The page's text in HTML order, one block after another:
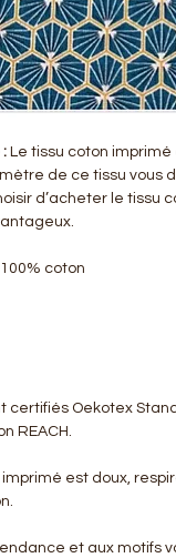
: Le tissu coton
de ce tissu vous
d’acheter le tissu
100% coton
certifiés Oekotex
REACH.
imprimé est doux,
et aux motifs